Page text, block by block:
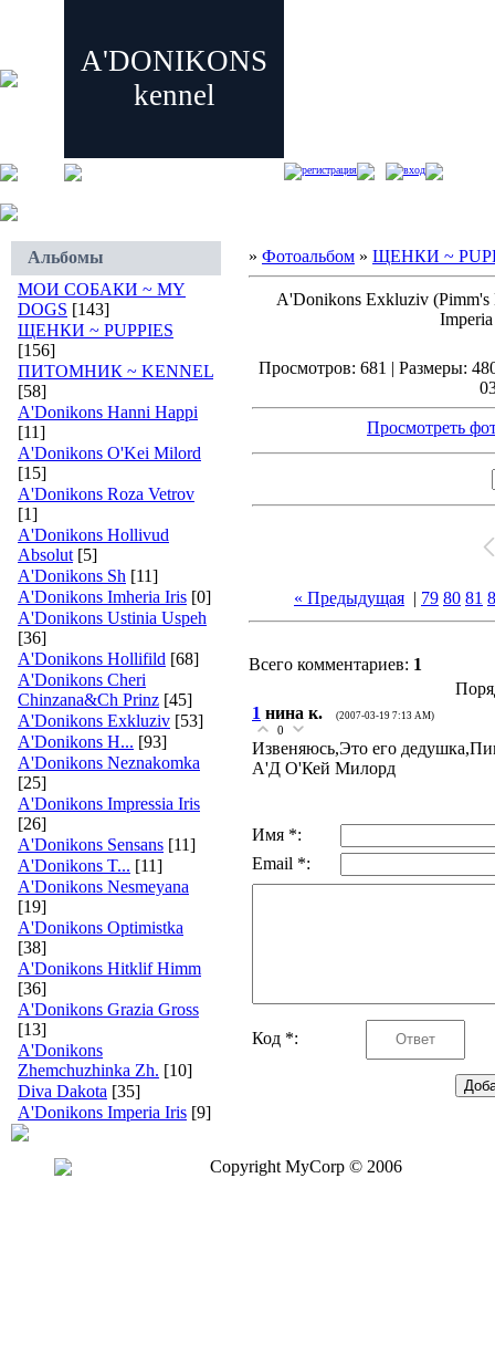
A'DONIKONS
kennel
регистрация вход
Альбомы
МОИ СОБАКИ ~ MY
DOGS [143]
ЩЕНКИ ~ PUPPIES
[156]
ПИТОМНИК ~ KENNEL
[58]
A'Donikons Hanni Happi
[11]
A'Donikons O'Kei Milord
[15]
A'Donikons Roza Vetrov
[1]
A'Donikons Hollivud
Absolut [5]
A'Donikons Sh [11]
A'Donikons Imheria Iris [0]
A'Donikons Ustinia Uspeh
[36]
A'Donikons Hollifild [68]
A'Donikons Cheri
Chinzana&Ch Prinz [45]
A'Donikons Exkluziv [53]
A'Donikons H... [93]
A'Donikons Neznakomka
[25]
A'Donikons Impressia Iris
[26]
A'Donikons Sensans [11]
A'Donikons T... [11]
A'Donikons Nesmeyana
[19]
A'Donikons Optimistka
[38]
A'Donikons Hitklif Himm
[36]
A'Donikons Grazia Gross
[13]
A'Donikons
Zhemchuzhinka Zh. [10]
Diva Dakota [35]
A'Donikons Imperia Iris [9]
» Фотоальбом » ЩЕНКИ ~
A'Donikons Exkluziv
Просмотров: 681 | Размеры:
Просмотреть
« Предыдущая | 79 80 81
Всего комментариев: 1
1 нина к. (2007-03-19 7:13 AM)
0
Извеняюсь,Это его
А'Д О'Кей Милорд
Имя *:
Email *:
Код *:
Copyright MyCorp © 2006